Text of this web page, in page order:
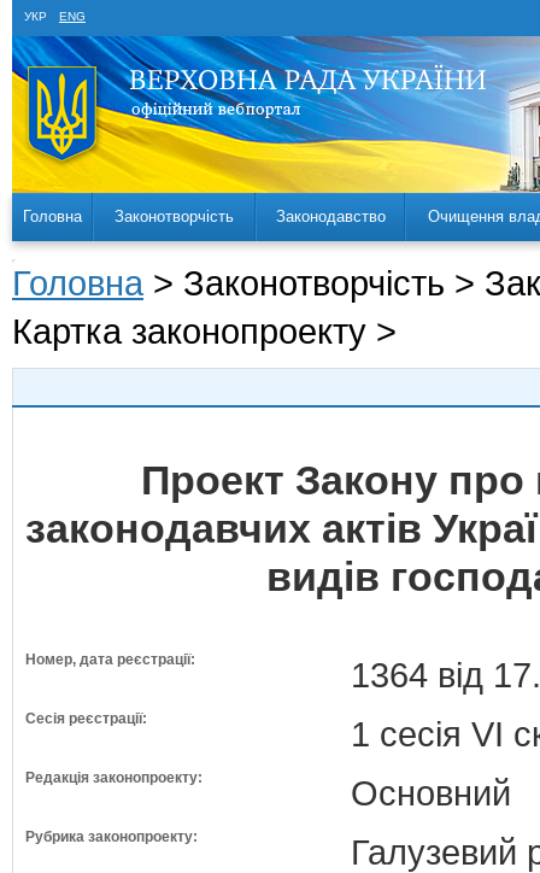
УКР ENG
Головна Законотворчість Законодавство Очищення
Головна > Законотворчість >
Картка законопроекту >
Проект Закону про
законодавчих актів
видів
Номер, дата реєстрації: 1364 від
Сесія реєстрації: 1 сесія VI
Редакція законопроекту: Основний
Рубрика законопроекту: Галузевий